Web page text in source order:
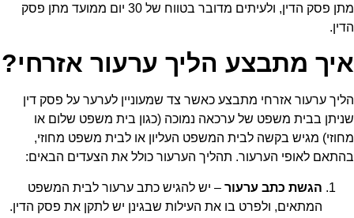
מתן פסק הדין, ולעיתים מדובר בטווח של 30 יום ממועד מתן פסק
הדין.
איך מתבצע הליך ערעור אזרחי?
הליך ערעור אזרחי מתבצע כאשר צד שמעוניין לערער על פסק דין
שניתן בבית משפט של ערכאה נמוכה (כגון בית משפט שלום או
מחוזי) מגיש בקשה לבית המשפט העליון או לבית משפט מחוזי,
בהתאם לאופי הערעור. תהליך הערעור כולל את הצעדים הבאים:
הגשת כתב ערעור – יש להגיש כתב ערעור לבית המשפט
המתאים, ולפרט בו את העילות שבגינן יש לתקן את פסק הדין.